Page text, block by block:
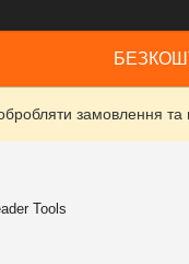
замовлення та
Tools